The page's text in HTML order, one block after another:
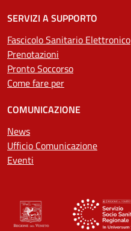
SERVIZI A SUPPORTO
Fascicolo Sanitario Elettronico
Prenotazioni
Pronto Soccorso
Come fare per
COMUNICAZIONE
News
Ufficio Comunicazione
Eventi